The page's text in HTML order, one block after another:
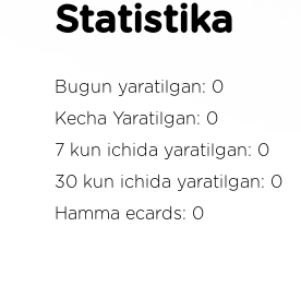
Statistika
Bugun yaratilgan: 0
Kecha Yaratilgan: 0
7 kun ichida yaratilgan: 0
30 kun ichida yaratilgan: 0
Hamma ecards: 0